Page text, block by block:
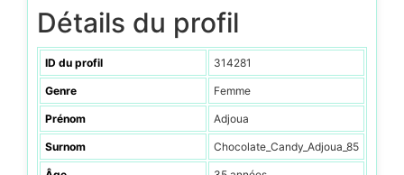
Détails du profil
ID du profil 314281
Genre Femme
Prénom Adjoua
Surnom Chocolate_Candy_Adjoua_85